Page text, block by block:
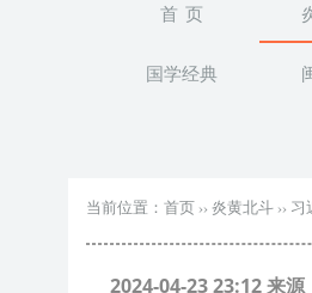
首 页
国学经典
当前位置： 首页 ›› 炎黄北斗 ›› 习
2024-04-23 23:12 来